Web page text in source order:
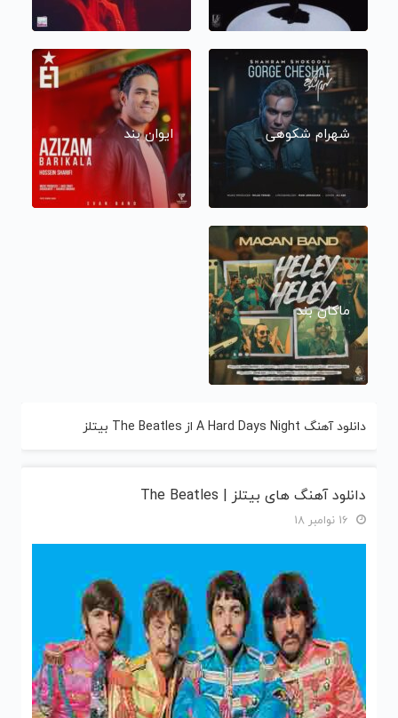
شهرام شکوهی ایوان بند
ماکان بند
دانلود آهنگ A Hard Days Night از The Beatles بیتلز
دانلود آهنگ های بیتلز | The Beatles